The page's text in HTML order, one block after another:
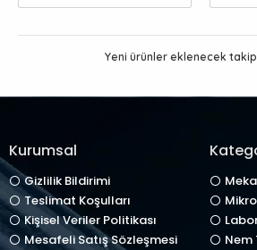
Yeni ürünler eklenecek
Kurumsal
Gizlilik Bildirimi
Teslimat Koşulları
Kişisel Veriler Politikası
Mesafeli Satış Sözleşmesi
Nem